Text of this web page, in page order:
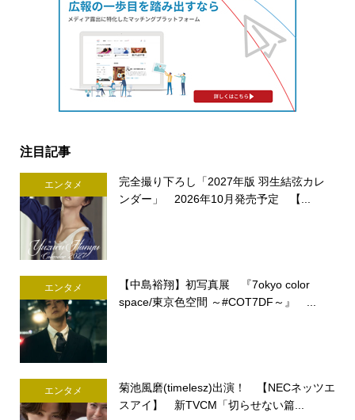
注目記事
エンタメ
完全撮り下ろし「2027年版 羽生結弦カレ
ンダー」 2026年10月発売予定 【...
エンタメ
【中島裕翔】初写真展 『7okyo color
space/東京色空間 ～#COT7DF～』 ...
エンタメ
菊池風磨(timelesz)出演！ 【NECネッツエ
スアイ】 新TVCM「切らせない篇...